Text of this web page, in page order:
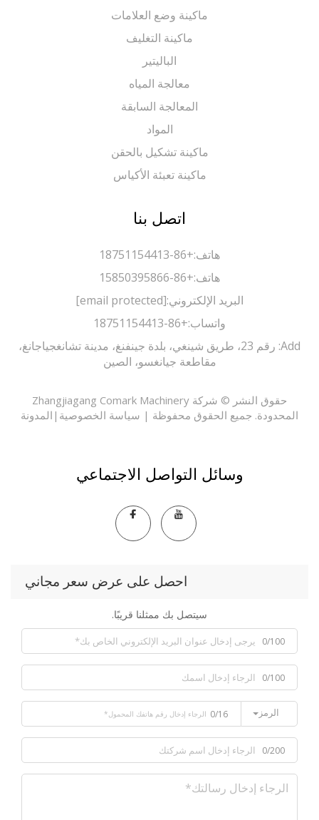
ماكينة وضع العلامات
ماكينة التغليف
الباليتير
معالجة المياه
المعالجة السابقة
ماكينة تشكيل بالحقن
ماكينة تعبئة الأكياس
اتصل بنا
+86-18751154413
+86-15850395866
البريد الإلكتروني:[email protected]
واتساب:+86-18751154413
Add: رقم 23، طريق شينغي، بلدة جينفنغ، مدينة تشانغجياجانغ،
مقاطعة جيانغسو، الصين
حقوق النشر © شركة Zhangjiagang Comark Machinery
جميع الحقوق محفوظة |سياسة الخصوصية|المدونة
وسائل التواصل الاجتماعي
احصل على عرض سعر مجاني
سيتصل بك ممثلنا قريبًا.
0/16